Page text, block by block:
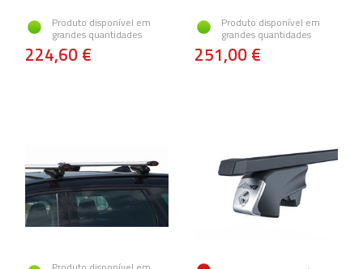
Produto disponível em
grandes quantidades
224,60 €
Produto disponível em
grandes quantidades
251,00 €